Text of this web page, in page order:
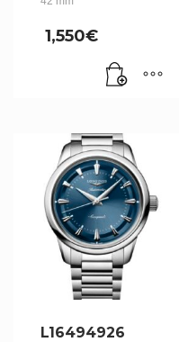
1,550€
L16494926